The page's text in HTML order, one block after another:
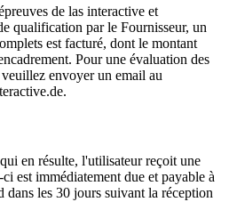
de las interactive et
qualification par le Fournisseur, un
est facturé, dont le montant
Pour une évaluation des
envoyer un email au
en résulte, l'utilisateur reçoit une
est immédiatement due et payable à
dans les 30 jours suivant la réception